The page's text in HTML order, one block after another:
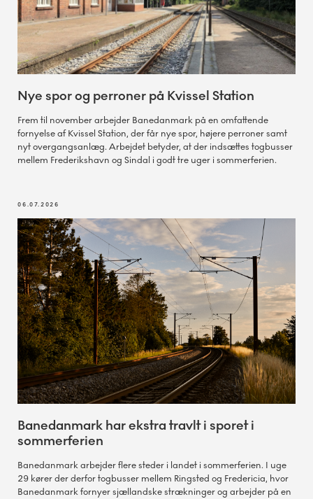
Nye spor og perroner på Kvissel Station
Frem til november arbejder Banedanmark på en omfattende
fornyelse af Kvissel Station, der får nye spor, højere perroner samt
nyt overgangsanlæg. Arbejdet betyder, at der indsættes togbusser
mellem Frederikshavn og Sindal i godt tre uger i sommerferien.
06.07.2026
Banedanmark har ekstra travlt i sporet i
sommerferien
Banedanmark arbejder flere steder i landet i sommerferien. I uge
29 kører der derfor togbusser mellem Ringsted og Fredericia, hvor
Banedanmark fornyer sjællandske strækninger og arbejder på en